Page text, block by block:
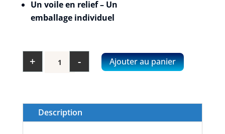
Un voile en relief – Un
emballage individuel
+
Normal
2
- Ajouter au panier
Description